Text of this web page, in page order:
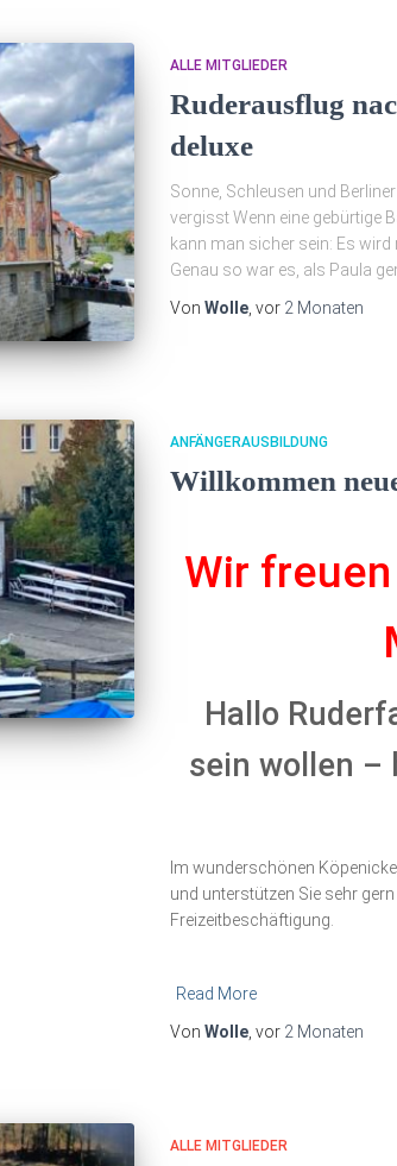
ALLE MITGLIEDER
Ruderausflug
deluxe
Sonne, Schleusen und
vergisst Wenn eine gebürtige
kann man sicher sein: Es
Genau so war es, als Paula
Von Wolle, vor 2 Monaten
ANFÄNGERAUSBILDUNG
Willkommen
Wir
Hallo
sein wollen –
Im wunderschönen
und unterstützen Sie sehr gern
Freizeitbeschäftigung.
Read More
Von Wolle, vor 2 Monaten
ALLE MITGLIEDER